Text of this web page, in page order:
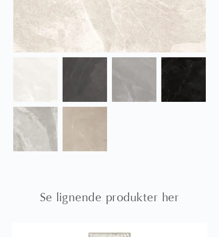
Se lignende produkter her